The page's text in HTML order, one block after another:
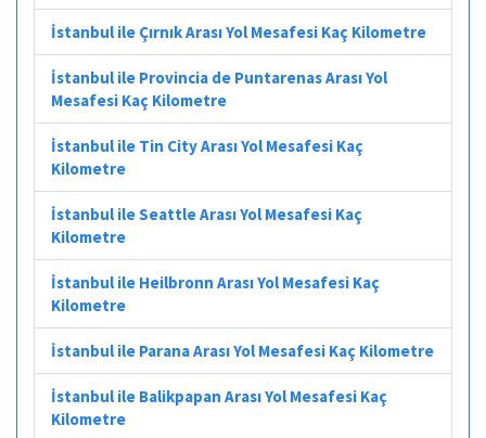
İstanbul ile Çırnık Arası Yol Mesafesi Kaç Kilometre
İstanbul ile Provincia de Puntarenas Arası Yol
Mesafesi Kaç Kilometre
İstanbul ile Tin City Arası Yol Mesafesi Kaç
Kilometre
İstanbul ile Seattle Arası Yol Mesafesi Kaç
Kilometre
İstanbul ile Heilbronn Arası Yol Mesafesi Kaç
Kilometre
İstanbul ile Parana Arası Yol Mesafesi Kaç Kilometre
İstanbul ile Balikpapan Arası Yol Mesafesi Kaç
Kilometre